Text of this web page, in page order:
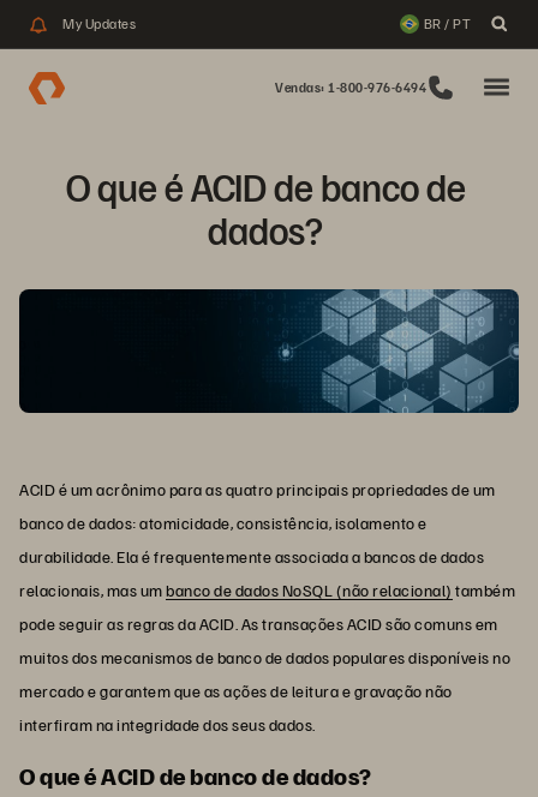
My Updates BR / PT
Vendas: 1-800-976-6494
O que é ACID de banco de
dados?
ACID é um acrônimo para as quatro principais propriedades de um
banco de dados: atomicidade, consistência, isolamento e
durabilidade. Ela é frequentemente associada a bancos de dados
relacionais, mas umbanco de dados NoSQL (não relacional) também
pode seguir as regras da ACID. As transações ACID são comuns em
muitos dos mecanismos de banco de dados populares disponíveis no
mercado e garantem que as ações de leitura e gravação não
interfiram na integridade dos seus dados.
O que é ACID de banco de dados?